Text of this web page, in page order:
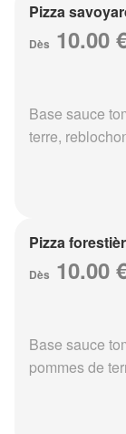
Pizza
Dès 10.00
Base sauce
terre,
Pizza
Dès 10.00
Base sauce
pommes de